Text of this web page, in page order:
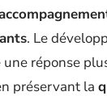
. Le
réponse
préservant la